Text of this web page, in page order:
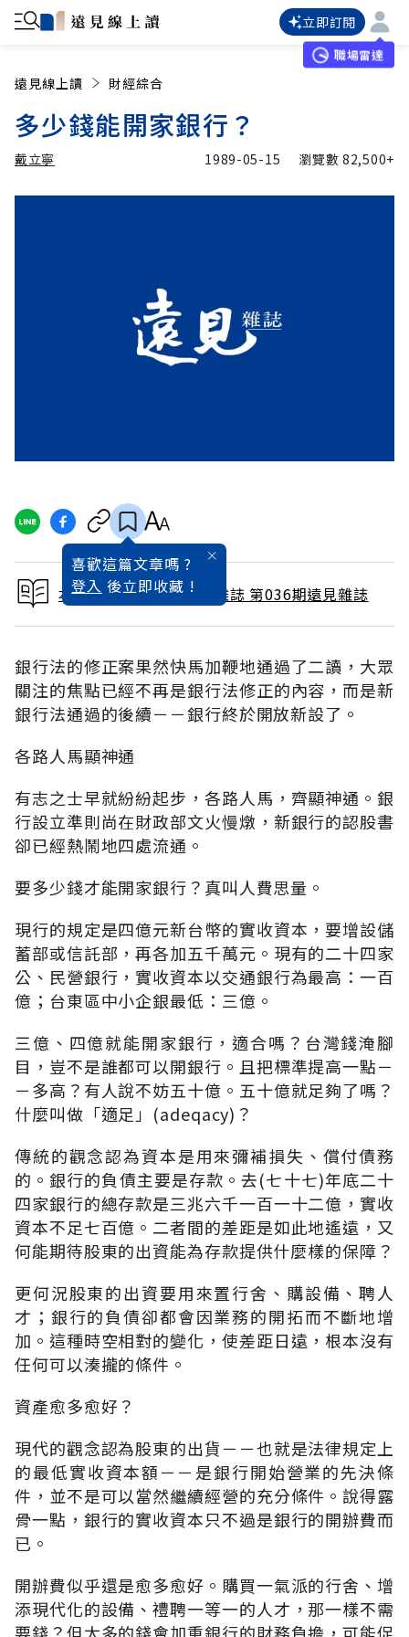
立即訂閱
職場雷達
遠見線上讀 財經綜合
多少錢能開家銀行？
戴立寧 1989-05-15 瀏覽數82,500+
喜歡這篇文章嗎 ?
登入 後立即收藏 !
本文出自 1989 / 6月號雜誌 第036期遠見雜誌
銀行法的修正案果然快馬加鞭地通過了二讀，大眾
關注的焦點已經不再是銀行法修正的內容，而是新
銀行法通過的後續－－銀行終於開放新設了。
各路人馬顯神通
有志之士早就紛紛起步，各路人馬，齊顯神通。銀
行設立準則尚在財政部文火慢燉，新銀行的認股書
卻已經熱鬧地四處流通。
要多少錢才能開家銀行？真叫人費思量。
現行的規定是四億元新台幣的實收資本，要增設儲
蓄部或信託部，再各加五千萬元。現有的二十四家
公、民營銀行，實收資本以交通銀行為最高：一百
億；台東區中小企銀最低：三億。
三億、四億就能開家銀行，適合嗎？台灣錢淹腳
目，豈不是誰都可以開銀行。且把標準提高一點－
－多高？有人說不妨五十億。五十億就足夠了嗎？
什麼叫做「適足」(adeqacy)？
傳統的觀念認為資本是用來彌補損失、償付債務
的。銀行的負債主要是存款。去(七十七)年底二十
四家銀行的總存款是三兆六千一百一十二億，實收
資本不足七百億。二者間的差距是如此地遙遠，又
何能期待股東的出資能為存款提供什麼樣的保障？
更何況股東的出資要用來置行舍、購設備、聘人
才；銀行的負債卻都會因業務的開拓而不斷地增
加。這種時空相對的變化，使差距日遠，根本沒有
任何可以湊攏的條件。
資產愈多愈好？
現代的觀念認為股東的出貨－－也就是法律規定上
的最低實收資本額－－是銀行開始營業的先決條
件，並不是可以當然繼續經營的充分條件。說得露
骨一點，銀行的實收資本只不過是銀行的開辦費而
已。
開辦費似乎還是愈多愈好。購買一氣派的行舍、增
添現代化的設備、禮聘一等一的人才，那一樣不需
要錢？但太多的錢會加重銀行的財務負擔，可能促